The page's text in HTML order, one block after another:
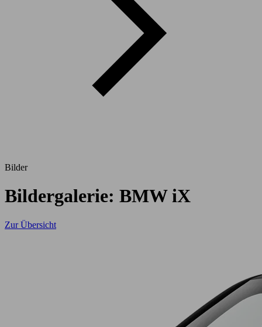
Bilder
Bildergalerie: BMW iX
Zur Übersicht